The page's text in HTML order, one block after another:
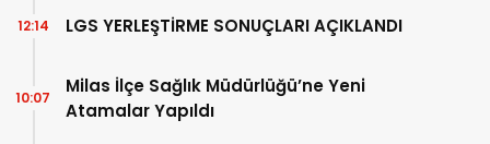
LGS YERLEŞTİRME SONUÇLARI AÇIKLANDI
12:14
Milas İlçe Sağlık Müdürlüğü’ne Yeni
Atamalar Yapıldı
10:07